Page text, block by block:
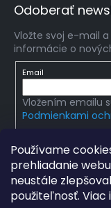
Používame
prehliadanie
neustále
použiteľnosť.
Odoberať
Vložte svoj e-mail
informácie o
Email
Vložením emailu
Podmienkami